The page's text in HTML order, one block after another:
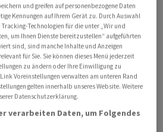
Deutschland fielen positiv aus,
keinen Rückenwind. Das Ifo-
sich im Februar leicht auf. «Die
sich auf niedrigem Niveau»,
Clemens Fuest.
weiter skeptisch in die Zukunft.
Jörg Krämer erwartet nach
der deutschen
und greifen auf personenbezogene Daten
Kennungen auf Ihrem Gerät zu. Durch Auswahl
Technologien für die unter „Wir und
um Ihnen Dienste bereitzustellen“ aufgeführten
sind, sind manche Inhalte und Anzeigen
für Sie. Sie können dieses Menü jederzeit
zu ändern oder Ihre Einwilligung zu
Voreinstellungen verwalten am unteren Rand
gelten innerhalb unseres Website. Weitere
Datenschutzerklärung.
verarbeiten Daten, um Folgendes